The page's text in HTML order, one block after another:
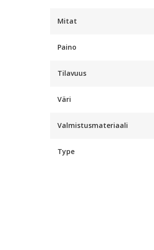
Mitat
Paino
Tilavuus
Väri
Valmistusmateriaali
Type